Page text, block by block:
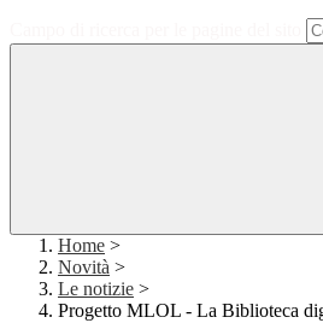
Home >
Novità >
Le notizie >
Progetto MLOL - La Biblioteca